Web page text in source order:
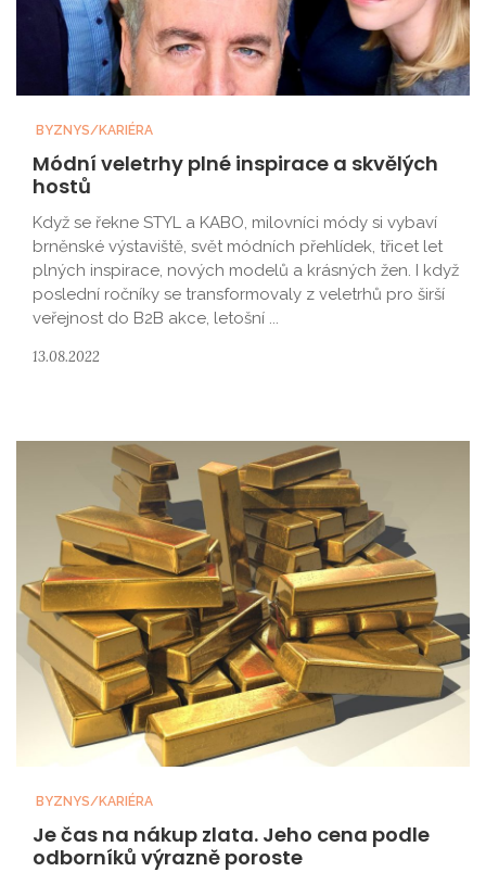
BYZNYS/KARIÉRA
Módní veletrhy plné inspirace a skvělých
hostů
Když se řekne STYL a KABO, milovníci módy si vybaví
brněnské výstaviště, svět módních přehlídek, třicet let
plných inspirace, nových modelů a krásných žen. I když
poslední ročníky se transformovaly z veletrhů pro širší
veřejnost do B2B akce, letošní ...
13.08.2022
BYZNYS/KARIÉRA
Je čas na nákup zlata. Jeho cena podle
odborníků výrazně poroste